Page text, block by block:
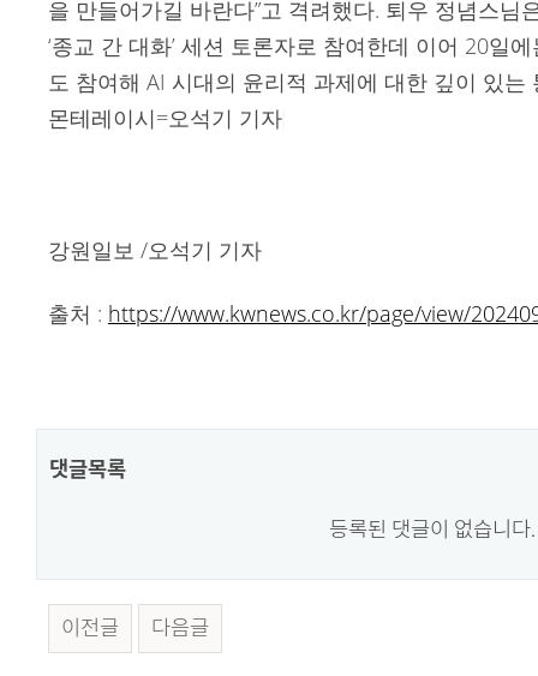
을 만들어가길 바란다”고 격려했다. 퇴우 정념스님
‘종교 간 대화’ 세션 토론자로 참여한데 이어 20일에
도 참여해 AI 시대의 윤리적 과제에 대한 깊이 있
몬테레이시=오석기 기자
강원일보 /오석기 기자
출처 : https://www.kwnews.co.kr/page/view/
댓글목록
등록된 댓글이 없습니다.
이전글 다음글